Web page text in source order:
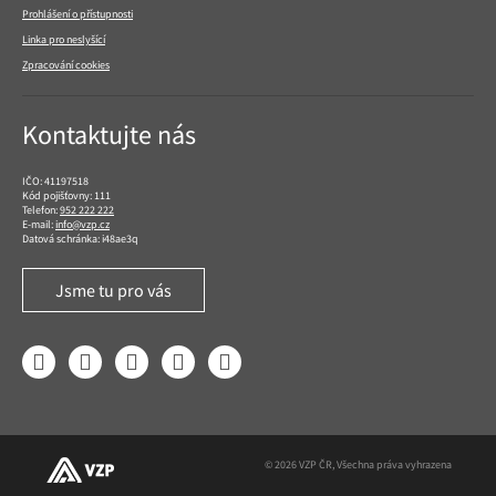
Prohlášení o přístupnosti
Linka pro neslyšící
Zpracování cookies
Kontaktujte nás
IČO: 41197518
Kód pojišťovny: 111
Telefon:952 222 222
E-mail:info@vzp.cz
Datová schránka: i48ae3q
Jsme tu pro vás
FacebookLinkedIn YouTube InstagramTwitter
© 2026 VZP ČR, Všechna práva vyhrazena